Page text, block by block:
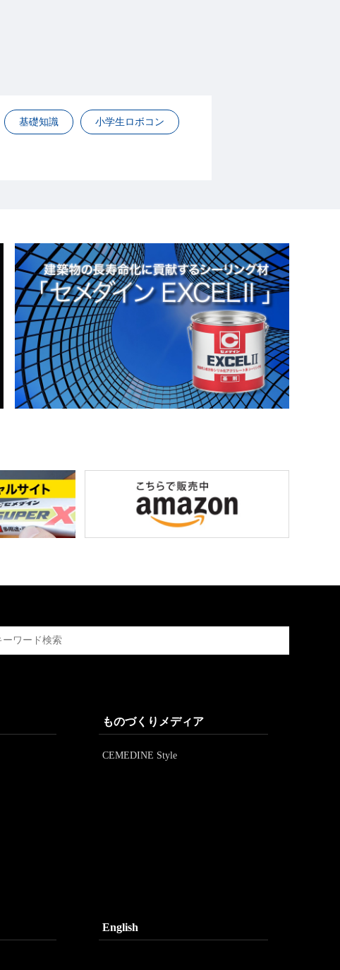
基礎知識 小学生ロボコン
ものづくりメディア
CEMEDINE Style
English